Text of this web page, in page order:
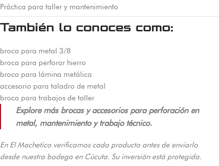
Práctica para taller y mantenimiento
También lo conoces como:
broca para metal 3/8
broca para perforar hierro
broca para lámina metálica
accesorio para taladro de metal
broca para trabajos de taller
Explore más brocas y accesorios para perforación en
metal, mantenimiento y trabajo técnico.
En El Machetico verificamos cada producto antes de enviarlo
desde nuestra bodega en Cúcuta. Su inversión está protegida.